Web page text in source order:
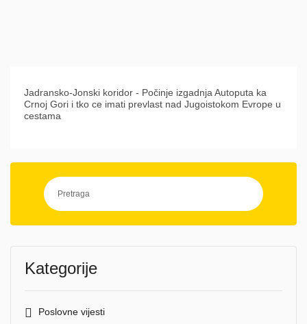
Jadransko-Jonski koridor - Počinje izgadnja Autoputa ka
Crnoj Gori i tko ce imati prevlast nad Jugoistokom Evrope u
cestama
Kategorije
Poslovne vijesti